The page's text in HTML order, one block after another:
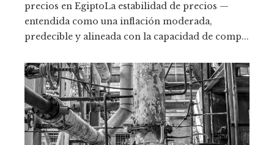
precios en EgiptoLa estabilidad de precios —
entendida como una inflación moderada,
predecible y alineada con la capacidad de comp...